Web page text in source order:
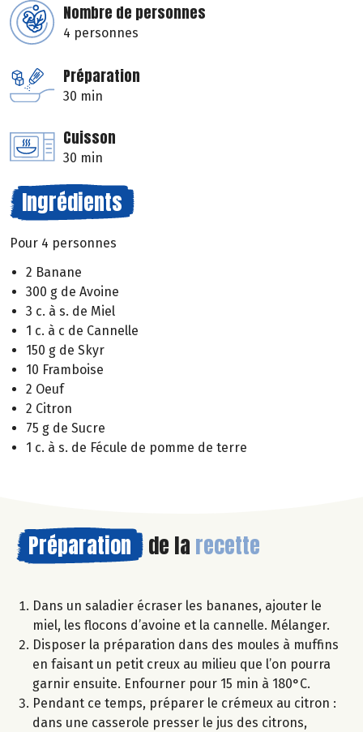
Nombre de personnes
4 personnes
Préparation
30 min
Cuisson
30 min
Ingrédients
Pour 4 personnes
2 Banane
300 g de Avoine
3 c. à s. de Miel
1 c. à c de Cannelle
150 g de Skyr
10 Framboise
2 Oeuf
2 Citron
75 g de Sucre
1 c. à s. de Fécule de pomme de terre
Préparation de la recette
Dans un saladier écraser les bananes, ajouter le
miel, les flocons d’avoine et la cannelle. Mélanger.
Disposer la préparation dans des moules à muffins
en faisant un petit creux au milieu que l’on pourra
garnir ensuite. Enfourner pour 15 min à 180°C.
Pendant ce temps, préparer le crémeux au citron :
dans une casserole presser le jus des citrons,